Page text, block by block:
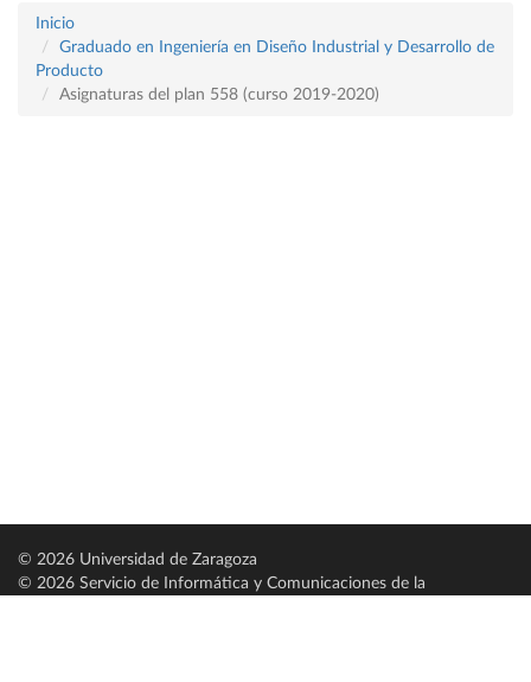
Inicio
Graduado en Ingeniería en Diseño Industrial y Desarrollo de
Producto
Asignaturas del plan 558 (curso 2019-2020)
© 2026 Universidad de Zaragoza
© 2026 Servicio de Informática y Comunicaciones de la